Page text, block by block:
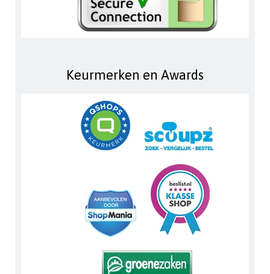
Keurmerken en Awards